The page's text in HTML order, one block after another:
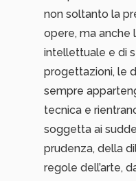
non soltanto la
opere, ma anche
intellettuale e di
progettazioni, le
sempre
tecnica e
soggetta ai
prudenza, della
regole dell’arte,